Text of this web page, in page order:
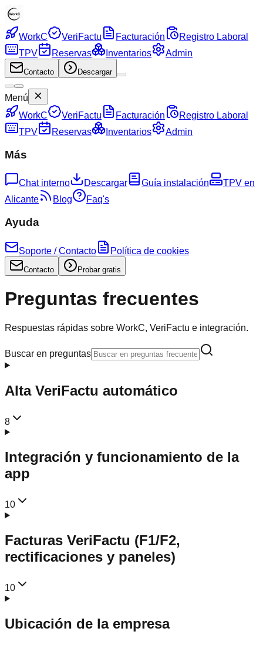
WorkC VeriFactu Facturación
Registro Laboral
TPV
Reservas Inventarios Admin
Contacto Descargar
Menú
WorkC
VeriFactu Facturación
Registro Laboral
TPV
Reservas Inventarios Admin
Más
Chat interno Descargar Guía instalación
TPV en
Alicante
Blog Faq's
Ayuda
Soporte / Contacto Política de cookies
Contacto Probar gratis
Preguntas frecuentes
Respuestas rápidas sobre WorkC, VeriFactu e integración.
Buscar en preguntas
Alta VeriFactu automático
8
Integración y funcionamiento de la
app
10
Facturas VeriFactu (F1/F2,
rectificaciones y paneles)
10
Ubicación de la empresa